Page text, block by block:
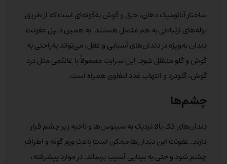
ساختار آناتومیک دهان، حلق و گوش به‌گونه‌ای است که از طریق
لوله‌های ارتباطی به هم متصل هستند. به همین دلیل عفونت
دندان به‌ویژه در دندان‌های آسیابی و عقل، می‌تواند به‌راحتی به
گوش و گلو منتقل شود. این سرایت معمولاً با علائمی مثل درد
گوش، گلودرد و التهاب غدد لنفاوی همراه است.
چشم‌ها
دندان‌های فک بالا نزدیک به سینوس‌ها و ناحیه زیر چشم قرار
دارند. عفونت این دندان‌ها ممکن است باعث ورم گونه و اطراف
چشم شود و حتی به بینایی آسیب برساند. در موارد پیشرفته،